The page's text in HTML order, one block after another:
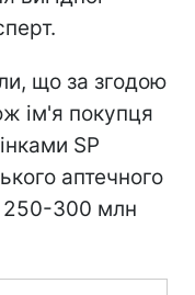
що за згодою
ім'я покупця
SP
аптечного
250-300 млн